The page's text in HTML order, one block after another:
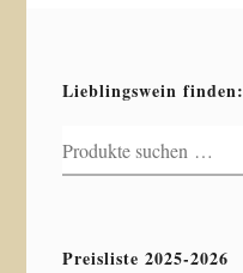
Lieblingswein finden:
Suchen
nach:
Preisliste 2025-2026